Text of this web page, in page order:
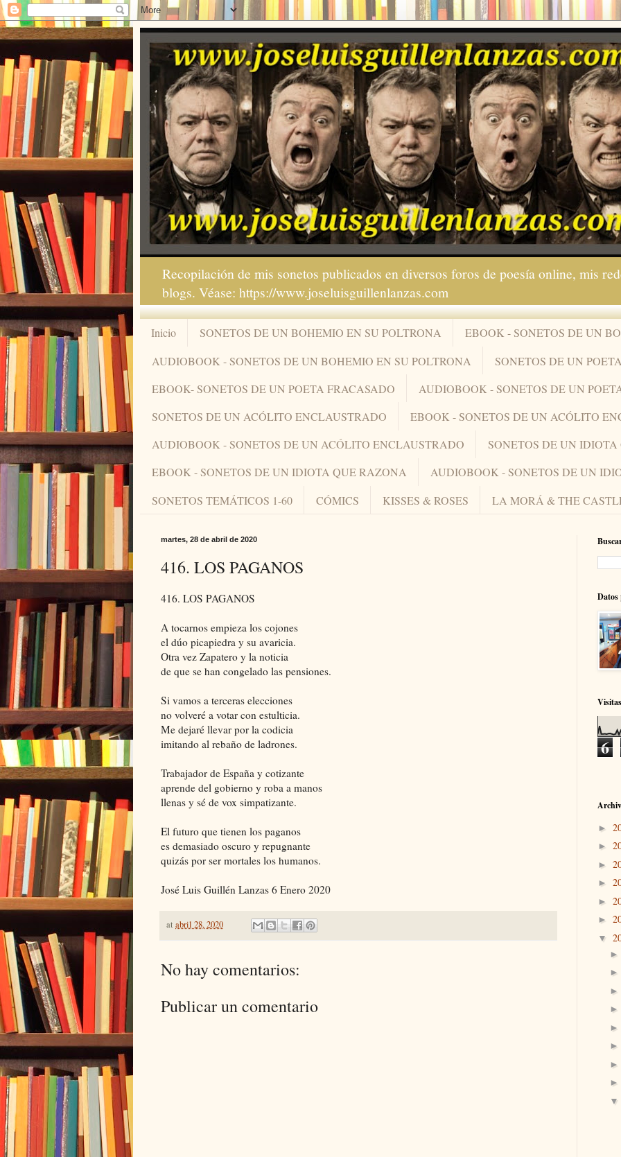
Recopilación de mis sonetos publicados en diversos foros de poesía online, mis
blogs. Véase: https://www.joseluisguillenlanzas.com
Inicio SONETOS DE UN BOHEMIO EN SU POLTRONA
EBOOK - SONETOS DE UN
AUDIOBOOK - SONETOS DE UN BOHEMIO EN SU POLTRONA
SONETOS DE UN
EBOOK- SONETOS DE UN POETA FRACASADO
AUDIOBOOK - SONETOS DE UN
SONETOS DE UN ACÓLITO ENCLAUSTRADO
EBOOK - SONETOS DE UN ACÓLITO
AUDIOBOOK - SONETOS DE UN ACÓLITO ENCLAUSTRADO
SONETOS DE UN
EBOOK - SONETOS DE UN IDIOTA QUE RAZONA
AUDIOBOOK - SONETOS DE UN
SONETOS TEMÁTICOS 1-60
CÓMICS KISSES & ROSES LA MORÁ & THE
martes, 28 de abril de 2020
416. LOS PAGANOS
416. LOS PAGANOS
A tocarnos empieza los cojones
el dúo picapiedra y su avaricia.
Otra vez Zapatero y la noticia
de que se han congelado las pensiones.
Si vamos a terceras elecciones
no volveré a votar con estulticia.
Me dejaré llevar por la codicia
imitando al rebaño de ladrones.
Trabajador de España y cotizante
aprende del gobierno y roba a manos
llenas y sé de vox simpatizante.
El futuro que tienen los paganos
es demasiado oscuro y repugnante
quizás por ser mortales los humanos.
José Luis Guillén Lanzas 6 Enero 2020
at abril 28, 2020
No hay comentarios:
Publicar un comentario
Datos
Visitas
6
►
►
►
►
►
►
▼